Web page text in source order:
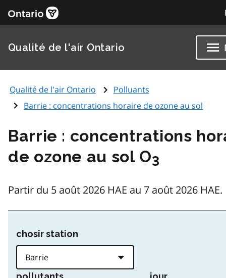
Qualité de l'air Ontario
Qualité de l'air Ontario
Polluants
Barrie : concentrations horaire de ozone au sol
Barrie : concentrations
de ozone au sol O3
Partir du 5 août 2026 HAE au 7 août 2026 HAE.